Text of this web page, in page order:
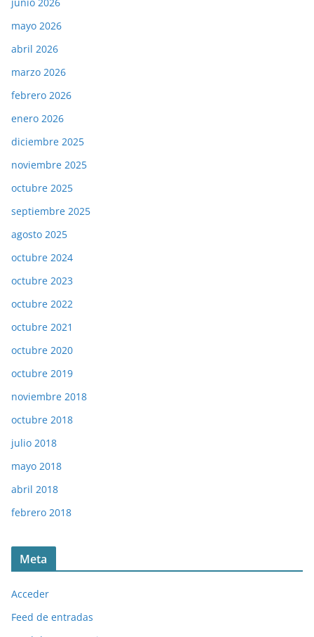
mayo 2026
abril 2026
marzo 2026
febrero 2026
enero 2026
diciembre 2025
noviembre 2025
octubre 2025
septiembre 2025
agosto 2025
octubre 2024
octubre 2023
octubre 2022
octubre 2021
octubre 2020
octubre 2019
noviembre 2018
octubre 2018
julio 2018
mayo 2018
abril 2018
febrero 2018
Meta
Acceder
Feed de entradas